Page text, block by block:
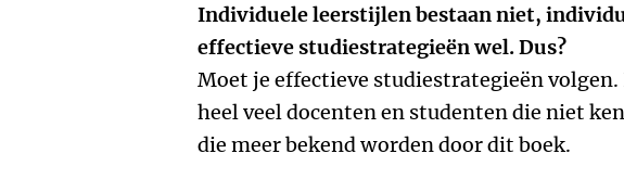
Individuele leerstijlen bestaan niet,
effectieve studiestrategieën wel. Dus?
Moet je effectieve studiestrategieën
heel veel docenten en studenten die niet
die meer bekend worden door dit boek.